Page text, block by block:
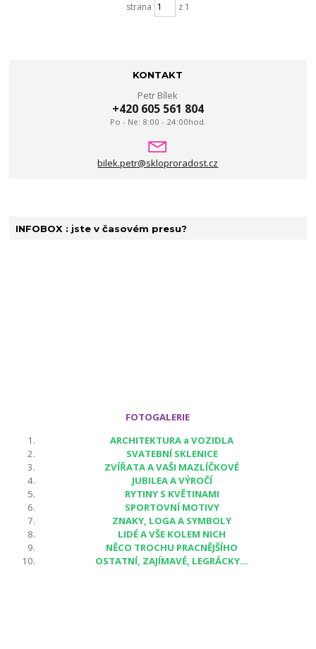
strana z 1
KONTAKT
Petr Bílek
+420 605 561 804
Po - Ne: 8:00 - 24:00hod.
bilek.petr@skloproradost.cz
INFOBOX : jste v časovém presu?
FOTOGALERIE
ARCHITEKTURA a VOZIDLA
SVATEBNÍ SKLENICE
ZVÍŘATA A VAŠI MAZLÍČKOVÉ
JUBILEA A VÝROČÍ
RYTINY S KVĚTINAMI
SPORTOVNÍ MOTIVY
ZNAKY, LOGA A SYMBOLY
LIDÉ A VŠE KOLEM NICH
NĚCO TROCHU PRACNĚJŠÍHO
OSTATNÍ, ZAJÍMAVÉ, LEGRÁCKY...